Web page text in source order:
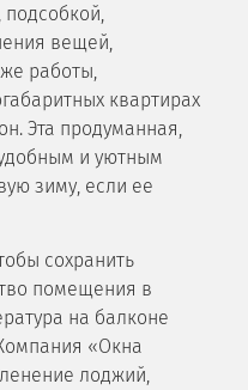
вещей,
работы,
квартирах
Эта продуманная,
и уютным
зиму, если ее
сохранить
помещения в
на балконе
«Окна
лоджий,